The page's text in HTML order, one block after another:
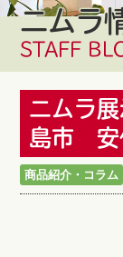
ニムラ
STAFF
ニムラ
島市 安
商品紹介・コラム